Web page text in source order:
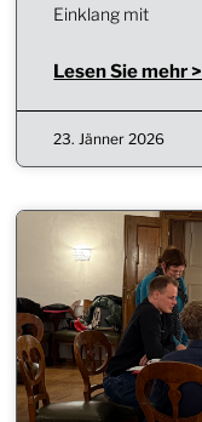
Einklang mit
Lesen Sie mehr >
23. Jänner 2026